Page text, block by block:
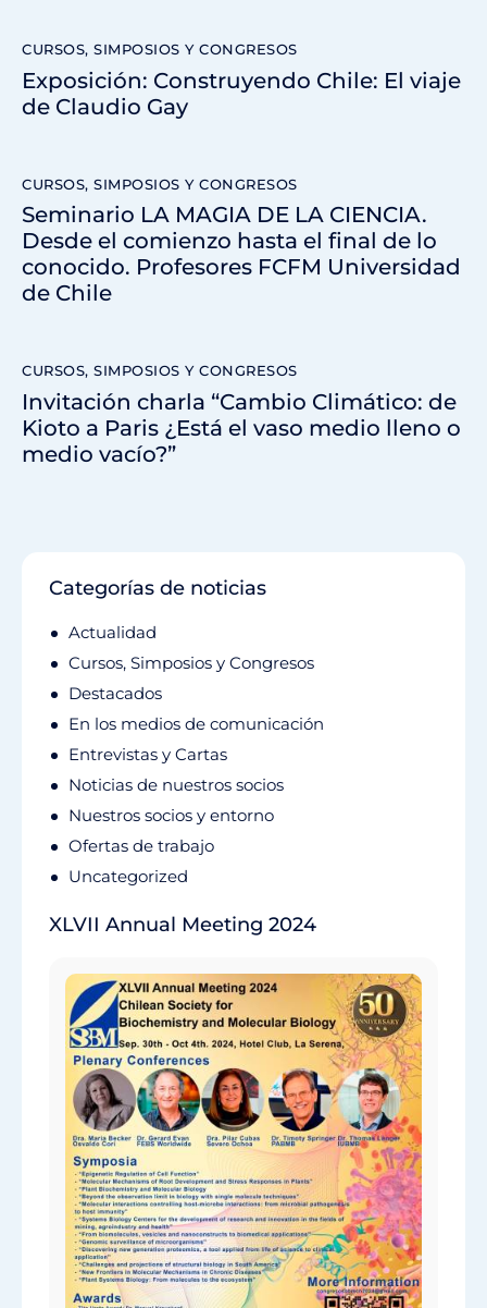
CURSOS, SIMPOSIOS Y CONGRESOS
Exposición: Construyendo Chile: El viaje
de Claudio Gay
CURSOS, SIMPOSIOS Y CONGRESOS
Seminario LA MAGIA DE LA CIENCIA.
Desde el comienzo hasta el final de lo
conocido. Profesores FCFM Universidad
de Chile
CURSOS, SIMPOSIOS Y CONGRESOS
Invitación charla “Cambio Climático: de
Kioto a Paris ¿Está el vaso medio lleno o
medio vacío?”
Categorías de noticias
Actualidad
Cursos, Simposios y Congresos
Destacados
En los medios de comunicación
Entrevistas y Cartas
Noticias de nuestros socios
Nuestros socios y entorno
Ofertas de trabajo
Uncategorized
XLVII Annual Meeting 2024